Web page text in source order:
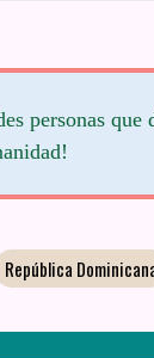
personas
República